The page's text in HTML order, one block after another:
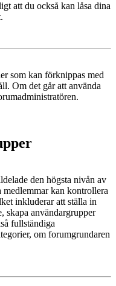
att du också kan låsa dina
som kan förknippas med
Om det går att använda
den högsta nivån av
kan kontrollera
inkluderar att ställa in
skapa användargrupper
fullständiga
om forumgrundaren